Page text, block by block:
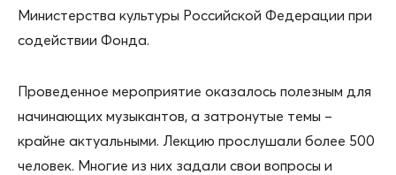
Министерства культуры Российской Федерации при
содействии Фонда.
Проведенное мероприятие оказалось полезным для
начинающих музыкантов, а затронутые темы –
крайне актуальными. Лекцию прослушали более 500
человек. Многие из них задали свои вопросы и